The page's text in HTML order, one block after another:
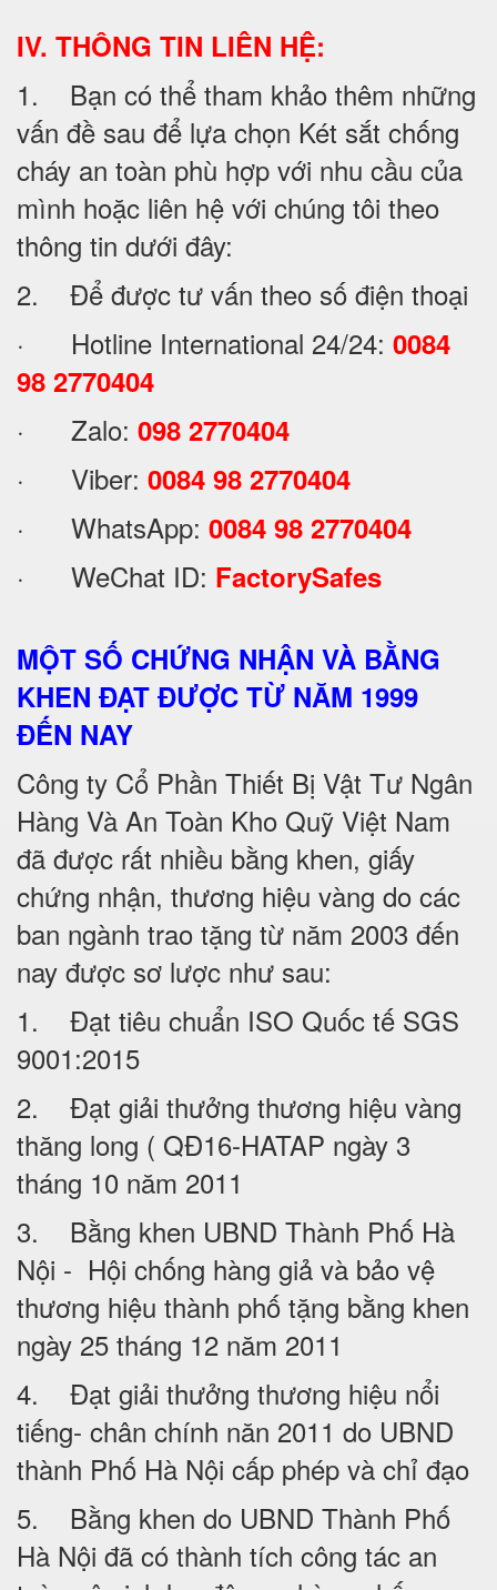
IV. THÔNG TIN LIÊN HỆ:
1. Bạn có thể tham khảo thêm những
vấn đề sau để lựa chọn Két sắt chống
cháy an toàn phù hợp với nhu cầu của
mình hoặc liên hệ với chúng tôi theo
thông tin dưới đây:
2. Để được tư vấn theo số điện thoại
· Hotline International 24/24: 0084
98 2770404
· Zalo: 098 2770404
· Viber: 0084 98 2770404
· WhatsApp: 0084 98 2770404
· WeChat ID: FactorySafes
MỘT SỐ CHỨNG NHẬN VÀ BẰNG
KHEN ĐẠT ĐƯỢC TỪ NĂM 1999
ĐẾN NAY
Công ty Cổ Phần Thiết Bị Vật Tư Ngân
Hàng Và An Toàn Kho Quỹ Việt Nam
đã được rất nhiều bằng khen, giấy
chứng nhận, thương hiệu vàng do các
ban ngành trao tặng từ năm 2003 đến
nay được sơ lược như sau:
1. Đạt tiêu chuẩn ISO Quốc tế SGS
9001:2015
2. Đạt giải thưởng thương hiệu vàng
thăng long ( QĐ16-HATAP ngày 3
tháng 10 năm 2011
3. Bằng khen UBND Thành Phố Hà
Nội - Hội chống hàng giả và bảo vệ
thương hiệu thành phố tặng bằng khen
ngày 25 tháng 12 năm 2011
4. Đạt giải thưởng thương hiệu nổi
tiếng- chân chính năn 2011 do UBND
thành Phố Hà Nội cấp phép và chỉ đạo
5. Bằng khen do UBND Thành Phố
Hà Nội đã có thành tích công tác an